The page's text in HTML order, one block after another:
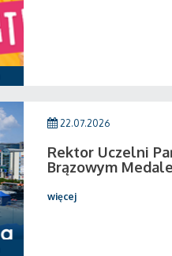
22.07.2026
Rektor Uczelni
Brązowym
więcej